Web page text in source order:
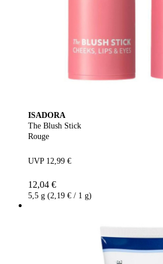
ISADORA
The Blush Stick
Rouge
UVP 12,99 €
12,04 €
5,5 g (2,19 € / 1 g)